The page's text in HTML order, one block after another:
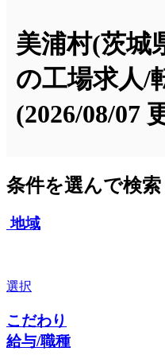
美浦村(茨城
の工場求人/
(2026/08/07
条件を選んで検索
地域
選択
こだわり
給与/職種